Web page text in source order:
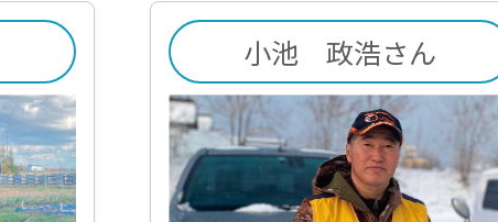
小池 政浩さん